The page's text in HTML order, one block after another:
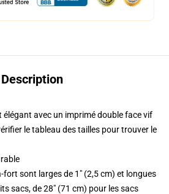
Description
élégant avec un imprimé double face vif
le tableau des tailles pour trouver le
fort sont larges de 1" (2,5 cm) et longues
sacs, de 28" (71 cm) pour les sacs